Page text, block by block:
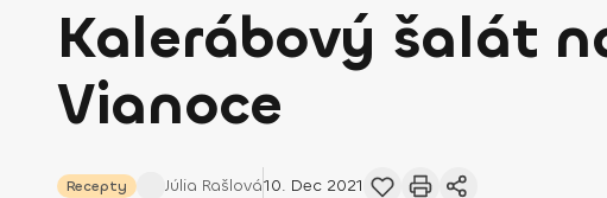
Kalerábový šalát
Vianoce
Recepty Júlia Rašlová10. Dec 2021